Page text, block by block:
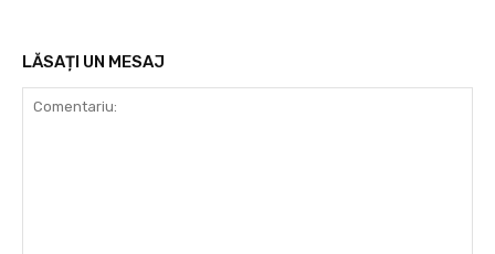
LĂSAȚI UN MESAJ